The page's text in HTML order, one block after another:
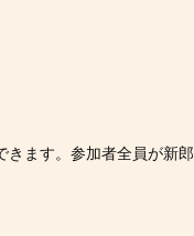
きます。参加者全員が新郎